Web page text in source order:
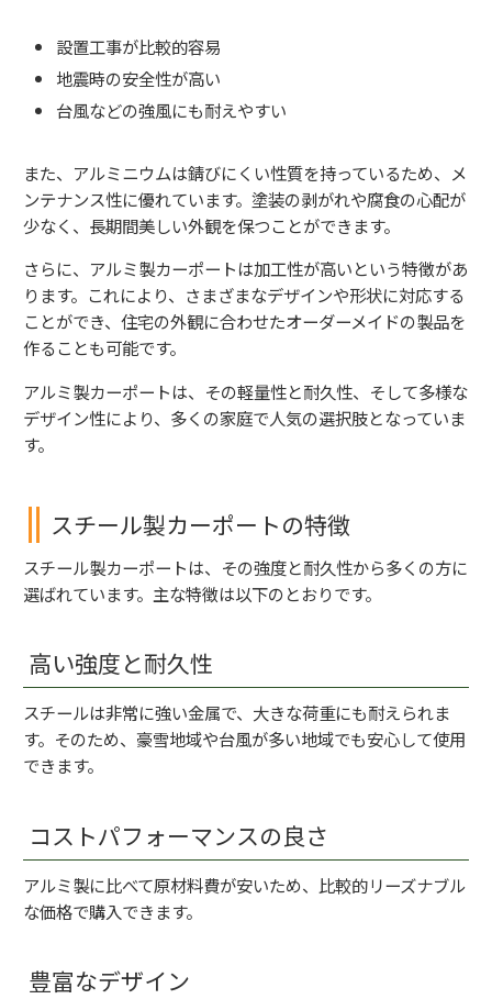
設置工事が比較的容易
地震時の安全性が高い
台風などの強風にも耐えやすい
また、アルミニウムは錆びにくい性質を持っているため、メ
ンテナンス性に優れています。塗装の剥がれや腐食の心配が
少なく、長期間美しい外観を保つことができます。
さらに、アルミ製カーポートは加工性が高いという特徴があ
ります。これにより、さまざまなデザインや形状に対応する
ことができ、住宅の外観に合わせたオーダーメイドの製品を
作ることも可能です。
アルミ製カーポートは、その軽量性と耐久性、そして多様な
デザイン性により、多くの家庭で人気の選択肢となっていま
す。
スチール製カーポートの特徴
スチール製カーポートは、その強度と耐久性から多くの方に
選ばれています。主な特徴は以下のとおりです。
高い強度と耐久性
スチールは非常に強い金属で、大きな荷重にも耐えられま
す。そのため、豪雪地域や台風が多い地域でも安心して使用
できます。
コストパフォーマンスの良さ
アルミ製に比べて原材料費が安いため、比較的リーズナブル
な価格で購入できます。
豊富なデザイン